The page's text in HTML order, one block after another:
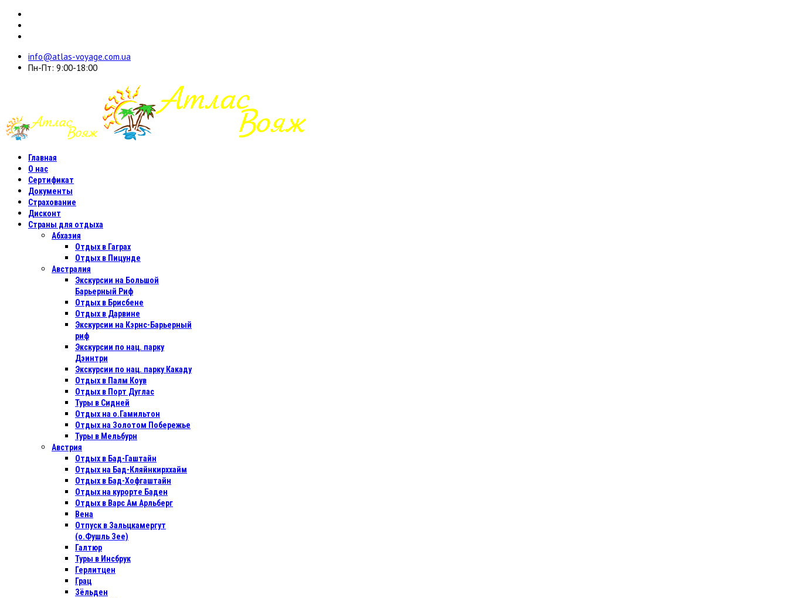
info@atlas-voyage.com.ua
Пн-Пт: 9:00-18:00
Главная
О нас
Сертификат
Документы
Страхование
Дисконт
Страны для отдыха
Абхазия
Отдых в Гаграх
Отдых в Пицунде
Австралия
Экскурсии на Большой
Барьерный Риф
Отдых в Бриcбене
Отдых в Дарвине
Экскурсии на Кэрнс-Барьерный
риф
Экскурсии по нац. парку
Дэинтри
Экскурсии по нац. парку Какаду
Отдых в Палм Коув
Отдых в Порт Дуглас
Туры в Сидней
Отдых на о.Гамильтон
Отдых на Золотом Побережье
Туры в Мельбурн
Австрия
Отдых в Бад-Гаштайн
Отдых на Бад-Кляйнкирххайм
Отдых в Бад-Хофгаштайн
Отдых на курорте Баден
Отдых в Варс Ам Арльберг
Вена
Отпуск в Зальцкамергут
(о.Фушль Зее)
Галтюр
Туры в Инсбрук
Герлитцен
Грац
Зёльден